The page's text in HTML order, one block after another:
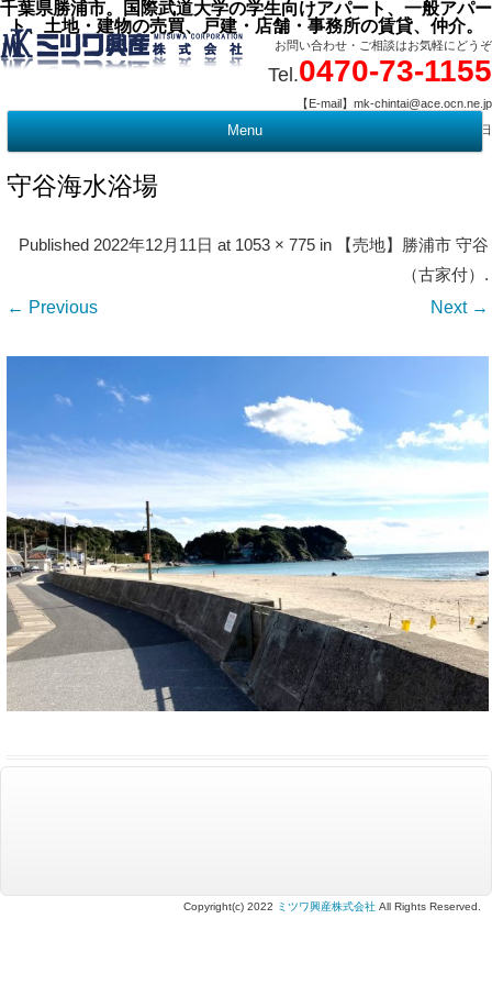
千葉県勝浦市。国際武道大学の学生向けアパート、一般アパー
ト、土地・建物の売買、戸建・店舗・事務所の賃貸、仲介。
お問い合わせ・ご相談はお気軽にどうぞ
Tel.0470-73-1155
【E-mail】mk-chintai@ace.ocn.ne.jp
【営業時間】09:00 ～ 17:15 【定 休 日】水曜・祭日
Menu
守谷海水浴場
Published2022年12月11日 at 1053 × 775 in
【売地】勝浦市 守谷
（古家付） .
← Previous Next →
Copyright(c) 2022 ミツワ興産株式会社 All Rights Reserved.